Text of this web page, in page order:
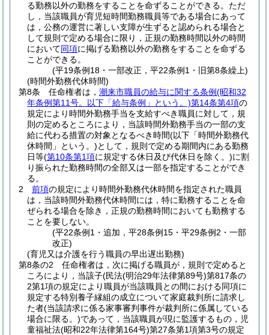
る勤務以外の勤務をすることを命ずることができる。 ただ
し，当該職員が育児短時間勤務職員等である場合にあって
は，公務の運営に著しい支障が生ずると認められる場合と
して規則で定める場合に限り，正規の勤務時間以外の時間
において同項に掲げる勤務以外の勤務をすることを命ずる
ことができる。
(平19条例18・一部改正，平22条例1・旧第8条繰上)
(時間外勤務代休時間)
第8条
任命権者は， 潮来市職員の給与に関する条例(昭和32
年条例第11号。以下「給与条例」という。)第14条第4項の
規定により時間外勤務手当を支給すべき職員に対して，規
則の定めるところにより，当該時間外勤務手当の一部の支
給に代わる措置の対象となるべき時間(以下「時間外勤務代
休時間」という。)として，規則で定める期間内にある勤務
日等(第10条第1項に規定する休日及び代休日を除く。)に割
り振られた勤務時間の全部又は一部を指定することができ
る。
2
前項の規定により時間外勤務代休時間を指定された職員
は，当該時間外勤務代休時間には，特に勤務することを命
ぜられる場合を除き，正規の勤務時間においても勤務する
ことを要しない。
(平22条例1・追加，平28条例15・平29条例2・一部
改正)
(育児又は介護を行う職員の早出遅出勤務)
第8条の2
任命権者は，次に掲げる職員が，規則で定めると
ころにより，当該子(民法(明治29年法律第89号)第817条の
2第1項の規定により職員が当該職員との間における同項に
規定する特別養子縁組の成立について家庭裁判所に請求し
た者(当該請求に係る家事審判事件が裁判所に係属している
場合に限る。)であって，当該職員が現に監護するもの，児
童福祉法(昭和22年法律第164号)第27条第1項第3号の規定